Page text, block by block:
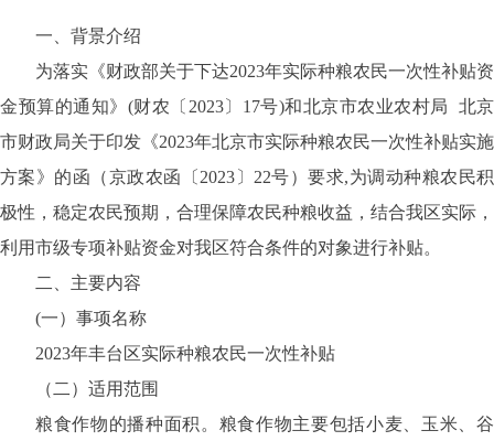
一、背景介绍
为落实 《财政部关于下达2023年实际种粮农民一次性补贴资
金预算的通知》(财农〔2023〕 17号)和北京市农业农村局
北京
市财政局关于印发《2023年北京市实际种粮农民一次性补贴实施
方案》的函（京政农函 〔2023 〕 22号）要求,为调动种粮农民积
极性 ，稳定农民预期 ， 合理保障农民种粮收益， 结合我区实际 ，
利用市级专项补贴资金对我区符合条件的对象进行补贴。
二、主要内容
(一）事项名称
2023年丰台区实际种粮农民一次性补贴
（二）适用范围
粮食作物的播种面积。粮食作物主要包括小麦、玉米、谷